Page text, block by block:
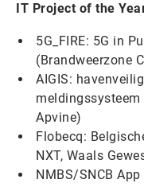
IT Project of the
5G_FIRE: 5G in
(Brandweerzone
AIGIS:
meldingssysteem
Apvine)
Flobecq:
NXT, Waals
NMBS/SNCB